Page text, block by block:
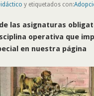
y etiquetados con:
las asignaturas
operativa que
en nuestra página